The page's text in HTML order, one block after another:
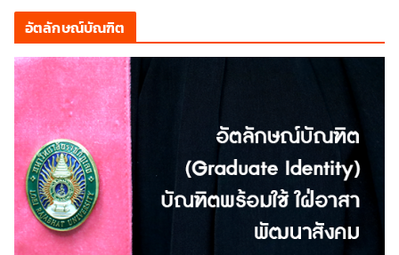
อัตลักษณ์บัณฑิต